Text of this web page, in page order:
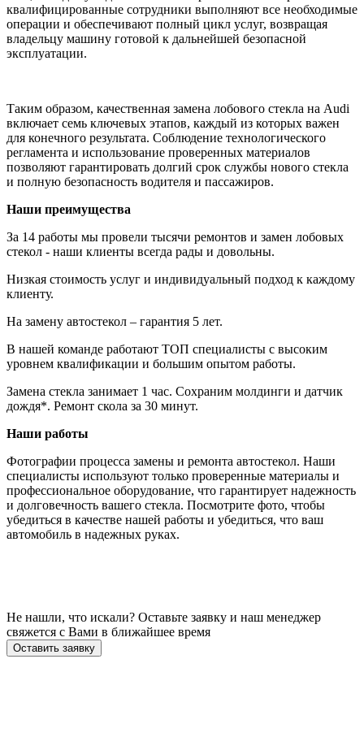
квалифицированные сотрудники выполняют все необходимые
операции и обеспечивают полный цикл услуг, возвращая
владельцу машину готовой к дальнейшей безопасной
эксплуатации.
Таким образом, качественная замена лобового стекла на Audi
включает семь ключевых этапов, каждый из которых важен
для конечного результата. Соблюдение технологического
регламента и использование проверенных материалов
позволяют гарантировать долгий срок службы нового стекла
и полную безопасность водителя и пассажиров.
Наши преимущества
За 14 работы мы провели тысячи ремонтов и замен лобовых
стекол - наши клиенты всегда рады и довольны.
Низкая стоимость услуг и индивидуальный подход к каждому
клиенту.
На замену автостекол – гарантия 5 лет.
В нашей команде работают ТОП специалисты с высоким
уровнем квалификации и большим опытом работы.
Замена стекла занимает 1 час. Сохраним молдинги и датчик
дождя*. Ремонт скола за 30 минут.
Наши работы
Фотографии процесса замены и ремонта автостекол. Наши
специалисты используют только проверенные материалы и
профессиональное оборудование, что гарантирует надежность
и долговечность вашего стекла. Посмотрите фото, чтобы
убедиться в качестве нашей работы и убедиться, что ваш
автомобиль в надежных руках.
Не нашли, что искали? Оставьте заявку и наш менеджер
свяжется с Вами в ближайшее время
Оставить заявку